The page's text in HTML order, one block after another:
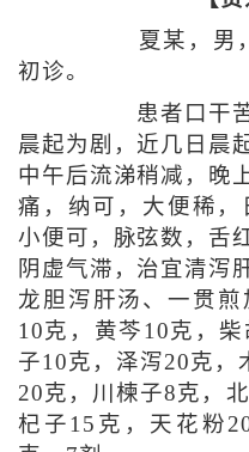
夏某，男，
初诊。
患者口干苦
晨起为剧，近几日晨
中午后流涕稍减，晚
痛，纳可，大便稀，
小便可，脉弦数，舌
阴虚气滞，治宜清泻
龙胆泻肝汤、一贯
10克，黄芩10克，
子10克，泽泻20克，
20克，川楝子8克，
杞子15克，天花粉